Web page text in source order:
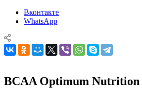
Вконтакте
WhatsApp
BCAA Optimum Nutrition